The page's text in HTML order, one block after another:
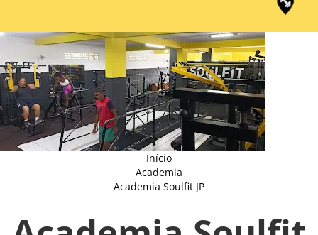
Início
Academia
Academia Soulfit JP